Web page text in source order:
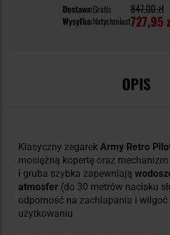
Dostawa:Gratis
Wysyłka:Natychmiast
847,00 zł
727,95
OPIS
Klasyczny zegarek Army Retro
mosiężną kopertę oraz
i gruba szybka zapewniają
atmosfer (do 30 metrów nacisku
odporność na zachlapania i
użytkowaniu.